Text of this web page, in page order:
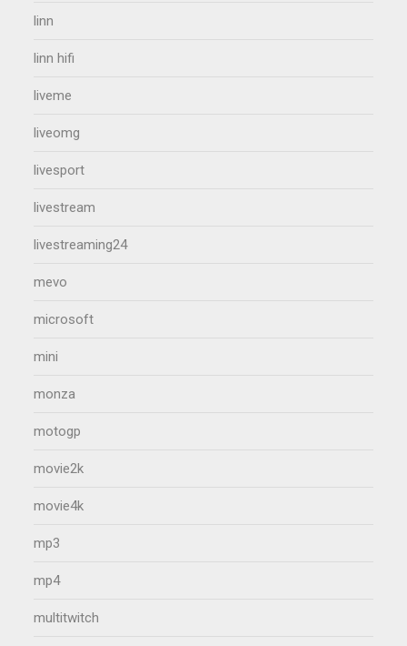
linn
linn hifi
liveme
liveomg
livesport
livestream
livestreaming24
mevo
microsoft
mini
monza
motogp
movie2k
movie4k
mp3
mp4
multitwitch